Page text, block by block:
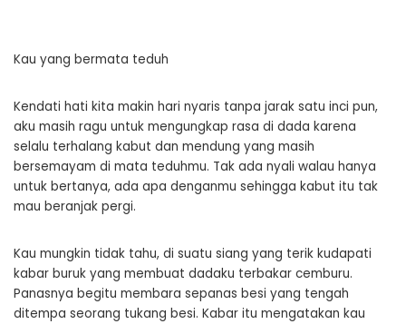
Kau yang bermata teduh
Kendati hati kita makin hari nyaris tanpa jarak satu inci pun,
aku masih ragu untuk mengungkap rasa di dada karena
selalu terhalang kabut dan mendung yang masih
bersemayam di mata teduhmu. Tak ada nyali walau hanya
untuk bertanya, ada apa denganmu sehingga kabut itu tak
mau beranjak pergi.
Kau mungkin tidak tahu, di suatu siang yang terik kudapati
kabar buruk yang membuat dadaku terbakar cemburu.
Panasnya begitu membara sepanas besi yang tengah
ditempa seorang tukang besi. Kabar itu mengatakan kau